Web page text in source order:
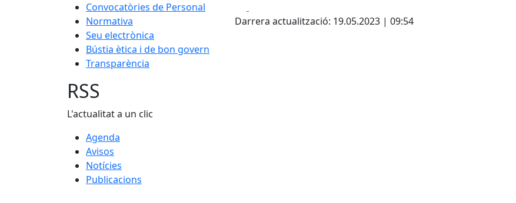
Convocatòries de Personal
Normativa
Seu electrònica
Bústia ètica i de bon govern
Transparència
Darrera actualització: 19.05.2023 | 09:54
RSS
L'actualitat a un clic
Agenda
Avisos
Notícies
Publicacions